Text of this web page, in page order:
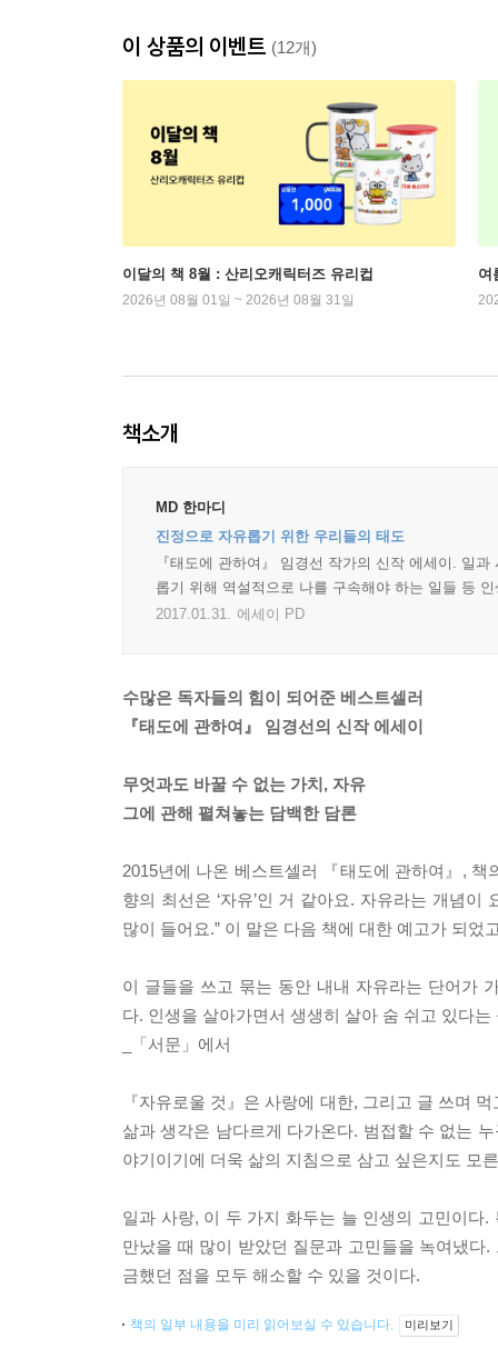
이 상품의 이벤트 (12개)
이달의 책 8월 : 산리오캐릭터즈 유리컵
2026년 08월 01일 ~ 2026년 08월 31일
여
책소개
MD 한마디
진정으로 자유롭기 위한 우리들의 태도
『태도에 관하여』 임경선 작가의 신작 에세이. 일
롭기 위해 역설적으로 나를 구속해야 하는 일들 등
2017.01.31. 에세이 PD
수많은 독자들의 힘이 되어준 베스트셀러
『태도에 관하여』 임경선의 신작 에세이
무엇과도 바꿀 수 없는 가치, 자유
그에 관해 펼쳐놓는 담백한 담론
2015년에 나온 베스트셀러 『태도에 관하여』,
향의 최선은 ‘자유’인 거 같아요. 자유라는 개념
많이 들어요.” 이 말은 다음 책에 대한 예고가 되
이 글들을 쓰고 묶는 동안 내내 자유라는 단어가
다. 인생을 살아가면서 생생히 살아 숨 쉬고 있다
_「서문」에서
『자유로울 것』은 사랑에 대한, 그리고 글 쓰며
삶과 생각은 남다르게 다가온다. 범접할 수 없는
야기이기에 더욱 삶의 지침으로 삼고 싶은지도 모
일과 사랑, 이 두 가지 화두는 늘 인생의 고민이다
만났을 때 많이 받았던 질문과 고민들을 녹여냈
금했던 점을 모두 해소할 수 있을 것이다.
책의 일부 내용을 미리 읽어보실 수 있습니다. 미리보기